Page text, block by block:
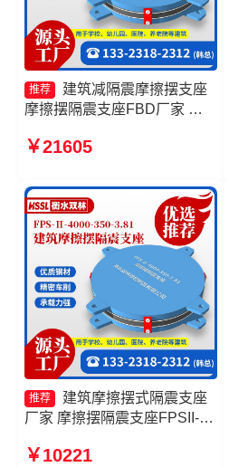
推荐
建筑减隔震摩擦摆支座
摩擦摆隔震支座FBD厂家 摩
隔震支座FPSII-7000-400-
￥21605
推荐
建筑摩擦摆式隔震支座
厂家 摩擦摆隔震支座FPSII-
摆减隔震球形支座 摩擦摆隔震
￥10221